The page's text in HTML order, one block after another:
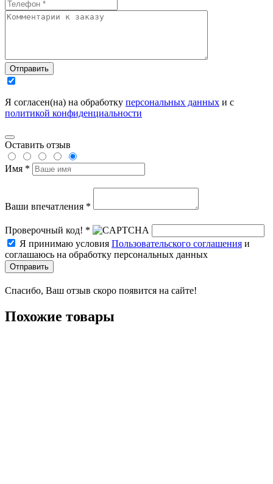
Отправить
Я согласен(на) на обработку персональных данных и с
политикой конфиденциальности
Оставить отзыв
Имя *
Ваши впечатления *
Проверочный код! *
Я принимаю условия Пользовательского соглашения и
соглашаюсь на обработку персональных данных
Отправить
Спасибо, Ваш отзыв скоро появится на сайте!
Похожие товары